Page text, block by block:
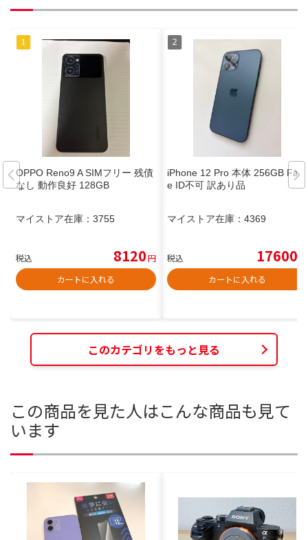
OPPO Reno9 A SIMフリー 残債
なし 動作良好 128GB
マイストア在庫： 3755
税込 8120円
カートに入れる
iPhone 12 Pro 本体 256GB Fac
e ID不可 訳あり品
マイストア在庫： 4369
税込 17600
カートに入れる
このカテゴリをもっと見る
この商品を見た人はこんな商品も見て
います